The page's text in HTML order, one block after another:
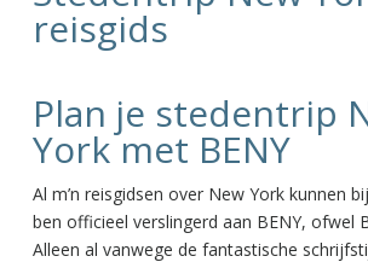
reisgids
Plan je stedentrip
York met BENY
Al m’n reisgidsen over New York kunnen
ben officieel verslingerd aan BENY, ofwel
Alleen al vanwege de fantastische